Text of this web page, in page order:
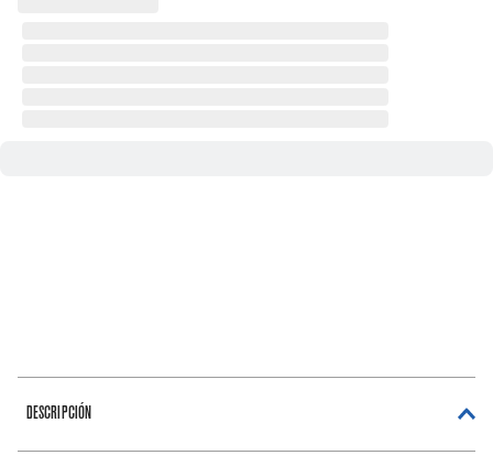
DESCRIPCIÓN